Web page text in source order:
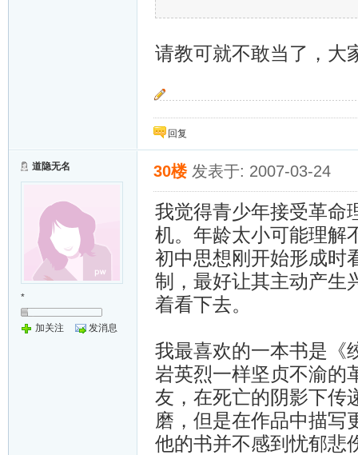
请教可就不敢当了，大
金雀银雀飞起来~~~
回复
道隐无名
*
加关注 发消息
30楼 发表于: 2007-03-24
我觉得青少年接受革命
机。年龄太小可能理解
初中思想刚开始形成时
制，最好让其主动产生
着看下去。
我最喜欢的一本书是《
岩英烈一样坚贞不渝的
友，在死亡的阴影下传
磨，但是在作品中描写
他的书并不感到忧郁悲